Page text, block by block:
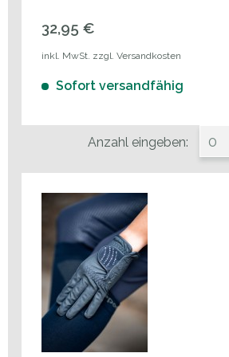
32,95 €
inkl. MwSt. zzgl. Versandkosten
Sofort versandfähig
Anzahl eingeben: